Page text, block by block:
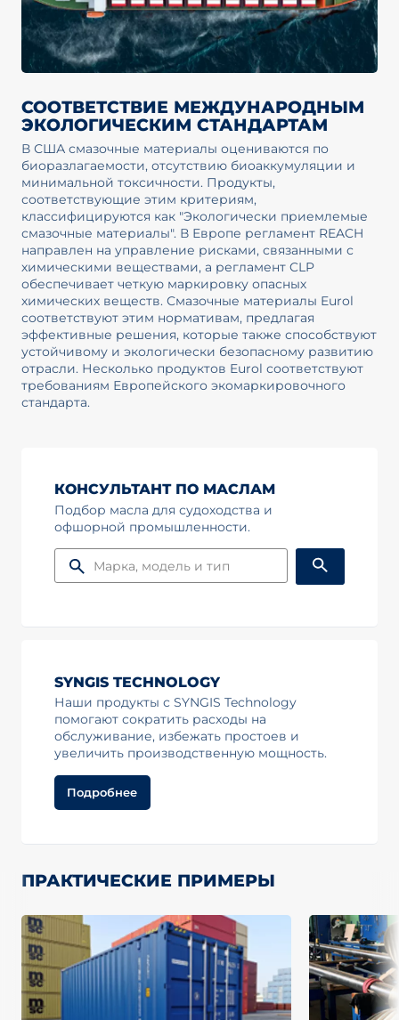
СООТВЕТСТВИЕ МЕЖДУНАРОДНЫМ
ЭКОЛОГИЧЕСКИМ СТАНДАРТАМ
В США смазочные материалы оцениваются по
биоразлагаемости, отсутствию биоаккумуляции и
минимальной токсичности. Продукты,
соответствующие этим критериям,
классифицируются как "Экологически приемлемые
смазочные материалы". В Европе регламент REACH
направлен на управление рисками, связанными с
химическими веществами, а регламент CLP
обеспечивает четкую маркировку опасных
химических веществ. Смазочные материалы Eurol
соответствуют этим нормативам, предлагая
эффективные решения, которые также способствуют
устойчивому и экологически безопасному развитию
отрасли. Несколько продуктов Eurol соответствуют
требованиям Европейского экомаркировочного
стандарта.
КОНСУЛЬТАНТ ПО МАСЛАМ
Подбор масла для судоходства и
офшорной промышленности.
SYNGIS TECHNOLOGY
Наши продукты с SYNGIS Technology
помогают сократить расходы на
обслуживание, избежать простоев и
увеличить производственную мощность.
Подробнее
ПРАКТИЧЕСКИЕ ПРИМЕРЫ